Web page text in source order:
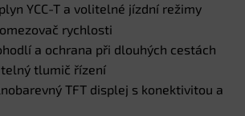
YCC-T a volitelné jízdní režimy
rychlosti
a ochrana při dlouhých cestách
tlumič řízení
TFT displej s konektivitou a